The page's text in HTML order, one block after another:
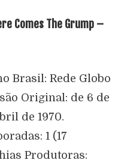
Comes The Grump –
Brasil: Rede Globo
Original: de 6 de
de 1970.
1 (17
Produtoras: